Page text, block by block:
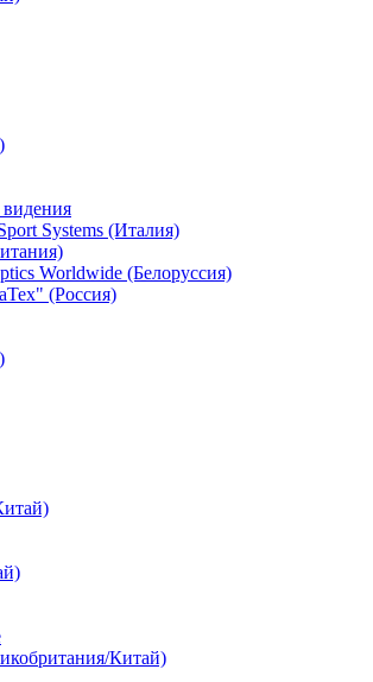
Systems (Италия)
Worldwide (Белоруссия)
(Россия)
Китай)